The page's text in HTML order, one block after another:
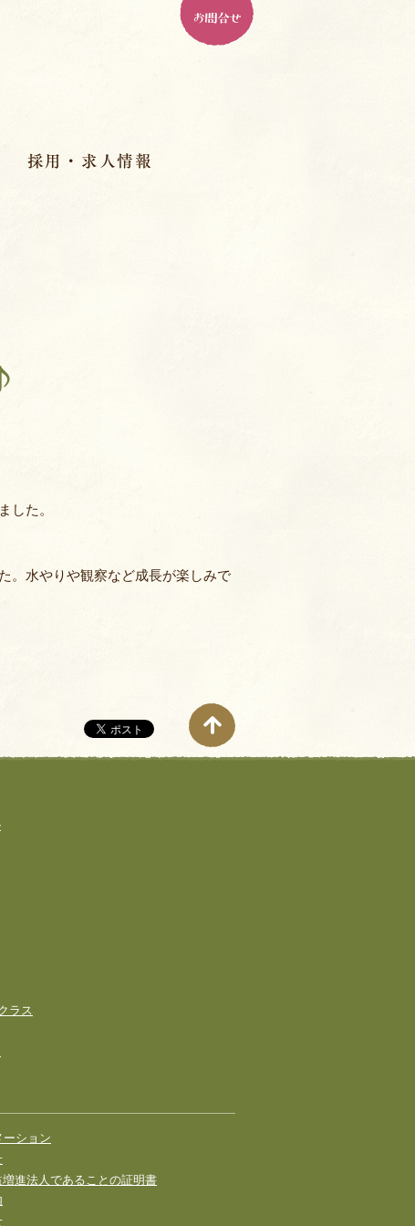
採用・求人情報
お問合せ
した。
。水やりや観察など成長が楽しみで
ラス
ーション
進法人であることの証明書